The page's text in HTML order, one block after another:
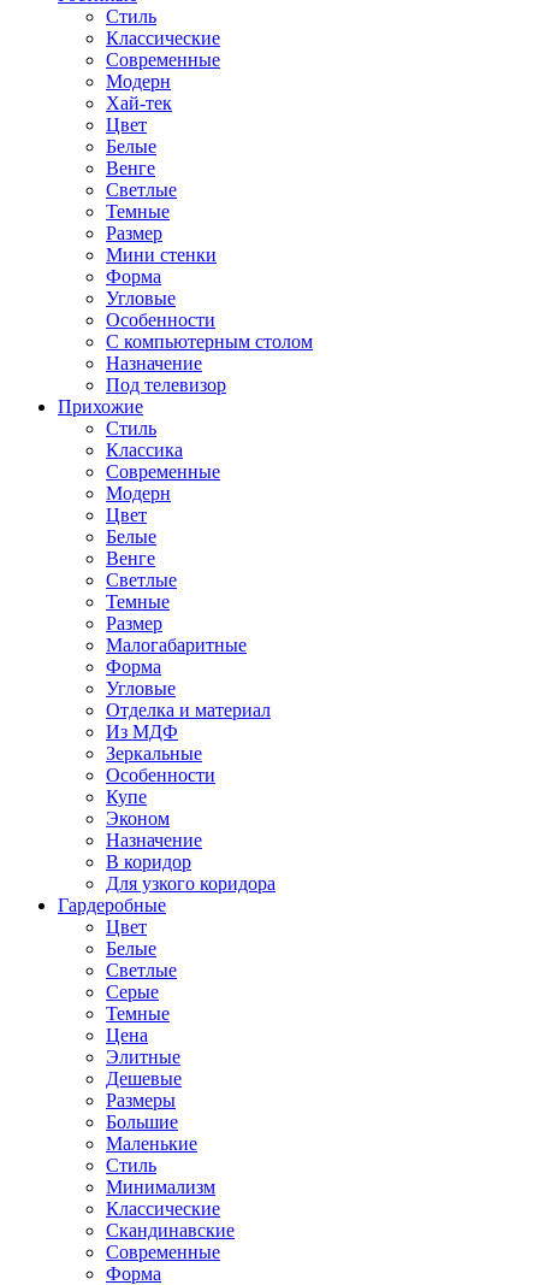
Стиль
Классические
Современные
Модерн
Хай-тек
Цвет
Белые
Венге
Светлые
Темные
Размер
Мини стенки
Форма
Угловые
Особенности
С компьютерным столом
Назначение
Под телевизор
Прихожие
Стиль
Классика
Современные
Модерн
Цвет
Белые
Венге
Светлые
Темные
Размер
Малогабаритные
Форма
Угловые
Отделка и материал
Из МДФ
Зеркальные
Особенности
Купе
Эконом
Назначение
В коридор
Для узкого коридора
Гардеробные
Цвет
Белые
Светлые
Серые
Темные
Цена
Элитные
Дешевые
Размеры
Большие
Маленькие
Стиль
Минимализм
Классические
Скандинавские
Современные
Форма